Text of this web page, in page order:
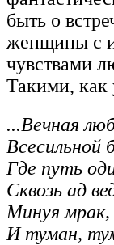
быть о
женщины с
чувствами
Такими, как
...Вечная
Где путь
Сквозь ад
Минуя мрак,
И туман,